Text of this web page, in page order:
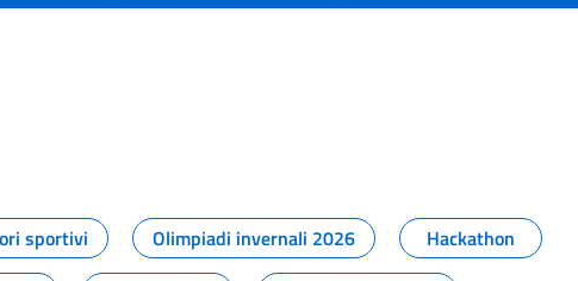
sportivi Olimpiadi invernali 2026
Hackathon